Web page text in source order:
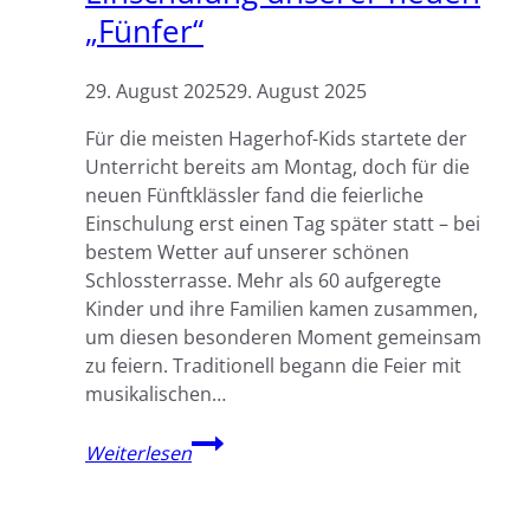
„Fünfer“
29. August 202529. August 2025
Für die meisten Hagerhof-Kids startete der
Unterricht bereits am Montag, doch für die
neuen Fünftklässler fand die feierliche
Einschulung erst einen Tag später statt – bei
bestem Wetter auf unserer schönen
Schlossterrasse. Mehr als 60 aufgeregte
Kinder und ihre Familien kamen zusammen,
um diesen besonderen Moment gemeinsam
zu feiern. Traditionell begann die Feier mit
musikalischen…
WeiterlesenEinschulung
unserer